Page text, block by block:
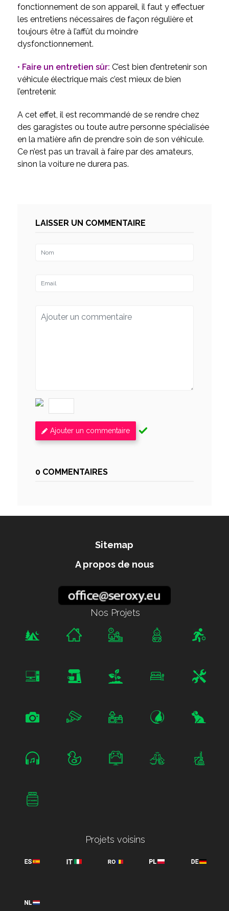
fonctionnement de son appareil, il faut y effectuer
les entretiens nécessaires de façon régulière et
toujours être à l’affût du moindre
dysfonctionnement.
• Faire un entretien sûr: C’est bien d’entretenir son
véhicule électrique mais c’est mieux de bien
l’entretenir.
A cet effet, il est recommandé de se rendre chez
des garagistes ou toute autre personne spécialisée
en la matière afin de prendre soin de son véhicule.
Ce n’est pas un travail à faire par des amateurs,
sinon la voiture ne durera pas.
LAISSER UN COMMENTAIRE
Ajouter un commentaire
0 COMMENTAIRES
Sitemap
A propos de nous
Nos Projets
Projets voisins